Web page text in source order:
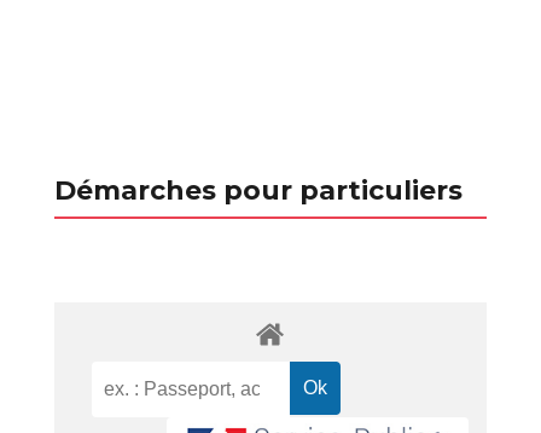
Démarches pour particuliers